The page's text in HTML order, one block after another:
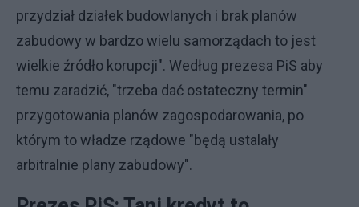
przydział działek budowlanych i brak planów
zabudowy w bardzo wielu samorządach to jest
wielkie źródło korupcji". Według prezesa PiS aby
temu zaradzić, "trzeba dać ostateczny termin"
przygotowania planów zagospodarowania, po
którym to władze rządowe "będą ustalały
arbitralnie plany zabudowy".